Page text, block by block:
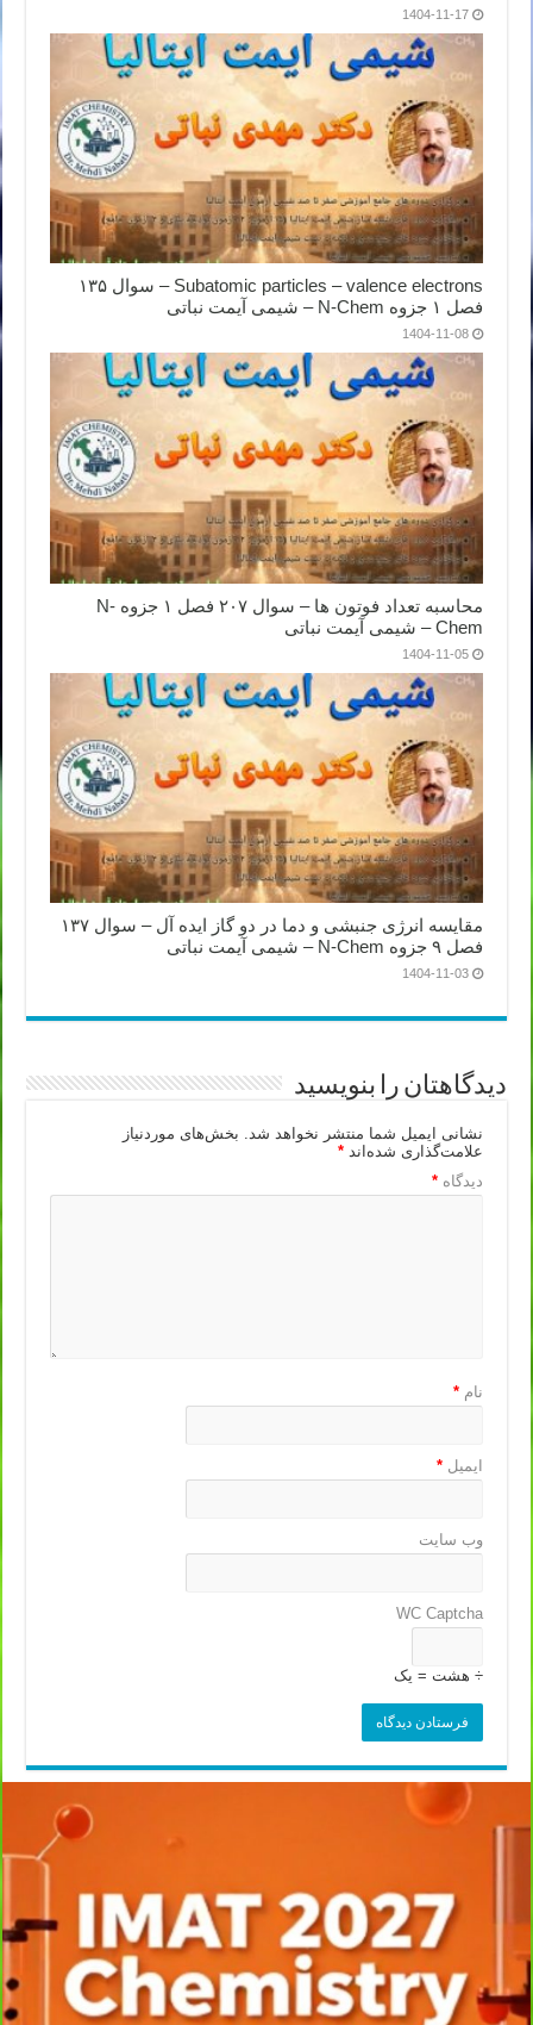
1404-11-17
Subatomic particles – valence electrons – سوال ۱۳۵
فصل ۱ جزوه N-Chem – شیمی آیمت نباتی
1404-11-08
محاسبه تعداد فوتون ها – سوال ۲۰۷ فصل ۱ جزوه N-
Chem – شیمی آیمت نباتی
1404-11-05
مقایسه انرژی جنبشی و دما در دو گاز ایده آل – سوال ۱۳۷
فصل ۹ جزوه N-Chem – شیمی آیمت نباتی
1404-11-03
دیدگاهتان را بنویسید
نشانی ایمیل شما منتشر نخواهد شد. بخش‌های موردنیاز
علامت‌گذاری شده‌اند*
دیدگاه*
نام*
ایمیل*
وب‌ سایت
WC Captcha
÷ هشت = یک